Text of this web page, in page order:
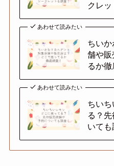
クレッ
あわせて読みたい
ちい
舗や販
るか徹
あわせて読みたい
ちい
る？
いても